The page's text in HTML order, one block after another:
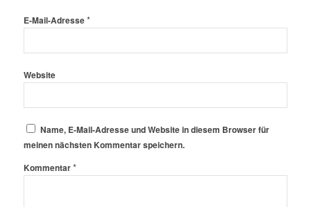
E-Mail-Adresse*
Website
Name, E-Mail-Adresse und Website in diesem Browser für
meinen nächsten Kommentar speichern.
Kommentar*